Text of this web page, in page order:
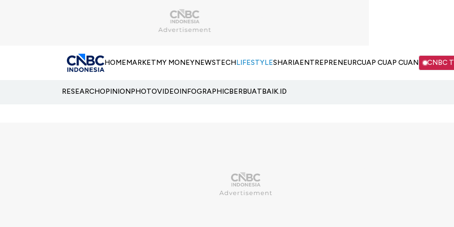
HOMEMARKETMY MONEYNEWSTECHLIFESTYLESHARIAENTREPRENEURCUAP CUAP CUAN CNBC
RESEARCHOPINIONPHOTOVIDEOINFOGRAPHICBERBUATBAIK.ID